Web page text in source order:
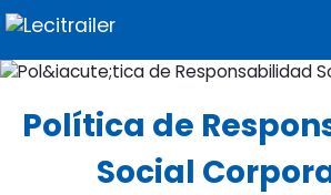
Política de
Social